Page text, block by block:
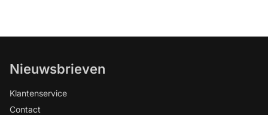
Nieuwsbrieven
Klantenservice
Contact